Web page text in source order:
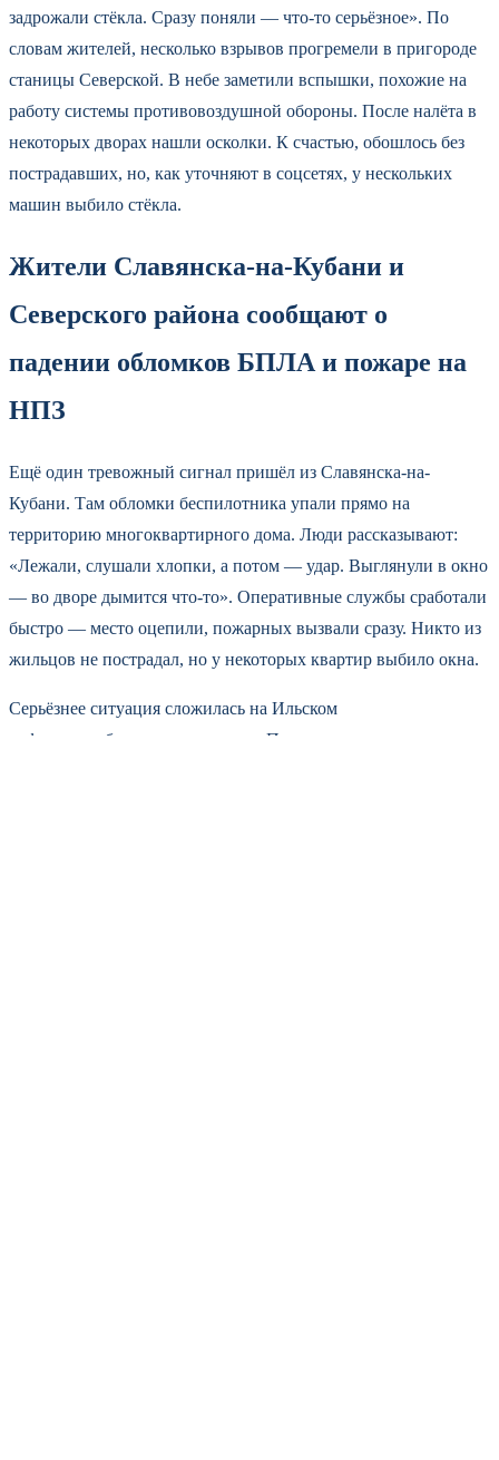
задрожали стёкла. Сразу поняли — что-то серьёзное». По
словам жителей, несколько взрывов прогремели в пригороде
станицы Северской. В небе заметили вспышки, похожие на
работу системы противовоздушной обороны. После налёта в
некоторых дворах нашли осколки. К счастью, обошлось без
пострадавших, но, как уточняют в соцсетях, у нескольких
машин выбило стёкла.
Жители Славянска-на-Кубани и
Северского района сообщают о
падении обломков БПЛА и пожаре на
НПЗ
Ещё один тревожный сигнал пришёл из Славянска-на-
Кубани. Там обломки беспилотника упали прямо на
территорию многоквартирного дома. Люди рассказывают:
«Лежали, слушали хлопки, а потом — удар. Выглянули в окно
— во дворе дымится что-то». Оперативные службы сработали
быстро — место оцепили, пожарных вызвали сразу. Никто из
жильцов не пострадал, но у некоторых квартир выбило окна.
Серьёзнее ситуация сложилась на Ильском
нефтеперерабатывающем заводе. После атаки дронов на